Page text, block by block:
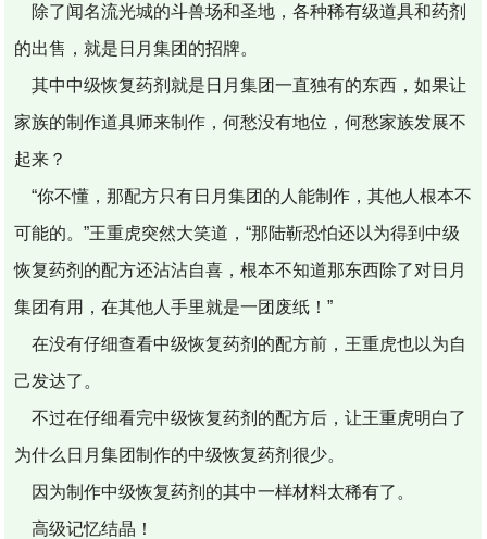
除了闻名流光城的斗兽场和圣地，各种稀有级道具和药剂
的出售，就是日月集团的招牌。
其中中级恢复药剂就是日月集团一直独有的东西，如果让
家族的制作道具师来制作，何愁没有地位，何愁家族发展不
起来？
“你不懂，那配方只有日月集团的人能制作，其他人根本不
可能的。”王重虎突然大笑道，“那陆靳恐怕还以为得到中级
恢复药剂的配方还沾沾自喜，根本不知道那东西除了对日月
集团有用，在其他人手里就是一团废纸！”
在没有仔细查看中级恢复药剂的配方前，王重虎也以为自
己发达了。
不过在仔细看完中级恢复药剂的配方后，让王重虎明白了
为什么日月集团制作的中级恢复药剂很少。
因为制作中级恢复药剂的其中一样材料太稀有了。
高级记忆结晶！